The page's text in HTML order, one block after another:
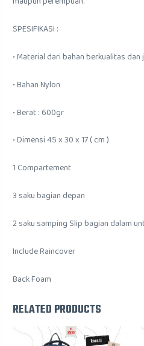
SPESIFIKASI :
• Material dari bahan berkualitas dan
• Bahan Nylon
• Berat : 600gr
• Dimensi 45 x 30 x 17 ( cm )
1 Compartement
3 saku bagian depan
2 saku samping Slip bagian dalam
Include Raincover
Back Foam
RELATED PRODUCTS